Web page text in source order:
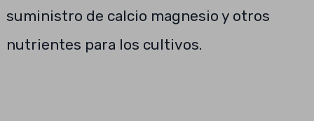
suministro de calcio magnesio y otros
nutrientes para los cultivos.